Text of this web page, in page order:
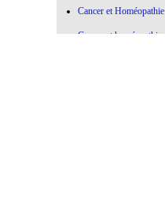
Cancer et Homéopathie
Cancer et homéopathie